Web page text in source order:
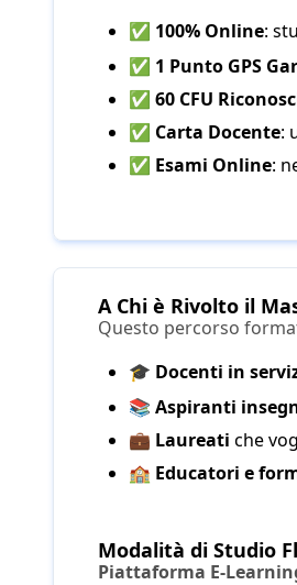
✅ 100% Online:
✅ 1 Punto GPS
✅ 60 CFU
✅ Carta Docente:
✅ Esami Online:
A Chi è Rivolto il
Questo percorso
🎓 Docenti in
📚 Aspiranti
💼 Laureati che
🏫 Educatori e
Modalità di Studio
Piattaforma E-